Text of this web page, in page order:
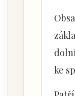
ke